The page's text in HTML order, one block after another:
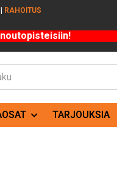
RAHOITUS
TARJOUKSIA